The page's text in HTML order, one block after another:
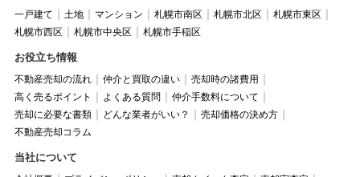
一戸建て 土地 マンション 札幌市南区 札幌市北区
札幌市東区
札幌市西区
札幌市中央区 札幌市手稲区
お役立ち情報
不動産売却の流れ 仲介と買取の違い
売却時の諸費用
高く売るポイント
よくある質問
仲介手数料について
売却に必要な書類
どんな業者がいい？
売却価格の決め方
不動産売却コラム
当社について